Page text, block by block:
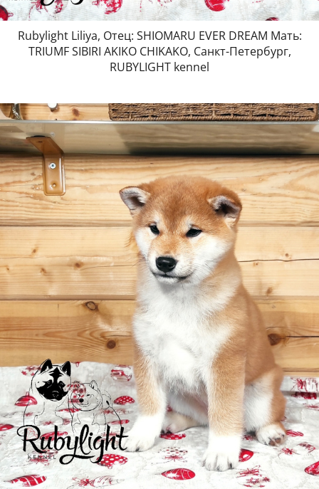
Rubylight Liliya, Отец: SHIOMARU EVER DREAM Мать:
TRIUMF SIBIRI AKIKO CHIKAKO, Санкт-Петербург,
RUBYLIGHT kennel